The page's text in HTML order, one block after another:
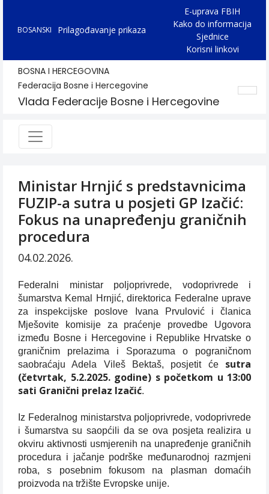
BOSANSKI Prilagođavanje prikaza
E-uprava FBIH
Kako do informacija
Sjednice
Korisni linkovi
BOSNA I HERCEGOVINA
Federacija Bosne i Hercegovine
Vlada Federacije Bosne i Hercegovine
Ministar Hrnjić s predstavnicima
FUZIP-a sutra u posjeti GP Izačić:
Fokus na unapređenju graničnih
procedura
04.02.2026.
Federalni ministar poljoprivrede, vodoprivrede i
šumarstva Kemal Hrnjić, direktorica Federalne uprave
za inspekcijske poslove Ivana Prvulović i članica
Mješovite komisije za praćenje provedbe Ugovora
između Bosne i Hercegovine i Republike Hrvatske o
graničnim prelazima i Sporazuma o pograničnom
saobraćaju Adela Vileš Bektaš, posjetit će sutra
(četvrtak, 5.2.2025. godine) s početkom u 13:00
sati Granični prelaz Izačić.
Iz Federalnog ministarstva poljoprivrede, vodoprivrede
i šumarstva su saopćili da se ova posjeta realizira u
okviru aktivnosti usmjerenih na unapređenje graničnih
procedura i jačanje podrške međunarodnoj razmjeni
roba, s posebnim fokusom na plasman domaćih
proizvoda na tržište Evropske unije.